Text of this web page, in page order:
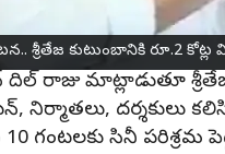
శ్రీతేజ కుటుంబానికి రూ.2 కోట్ల
కలవనున్న సినీ
ప్రభుత్వ ప్రతినిధి
దిల్ రాజు మాట్లాడుతూ
నిర్మాతలు, దర్శకులు
గంటలకు సినీ పరిశ్రమ